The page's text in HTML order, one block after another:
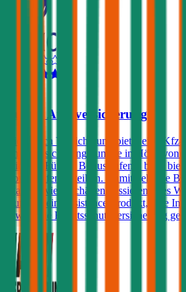
Zurich Autoversicherung
Die Zurich Versicherung bietet eine
einer Versicherungssumme in Höhe von
Mio. an. Für die Bonusstufen 0 bis 3
Bonusstufenvorteil an. Damit geht die
egal wie viele Schäden passieren. Des
Aufpreis ein Assistance-Produkt, eine
sowie eine Rechtsschutzversicherung